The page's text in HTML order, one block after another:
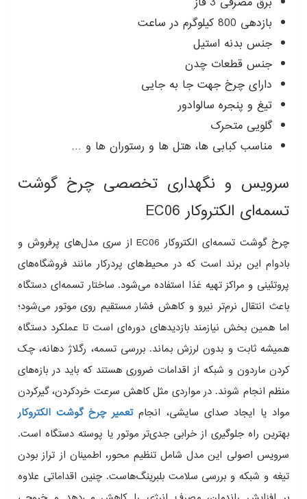
بازدهی 800 کیلوگرم در ساعت
جنس بدنه استیل
جنس قطعات چدن
دارای چرخ جهت جا به جایی
تیغ و پنجره سالوادور
گلویی متحرک
مناسب کبابی ها، هتل ها و رستوران ها و …
سرویس و نگهداری تخصصی چرخ گوشت
تسمه‌ای الکتروکار EC06
چرخ گوشت تسمه‌ای الکتروکار EC06 از سری مدل‌های پرفروش و
بادوام این برند است که در محیط‌های پردرکار مانند فروشگاه‌های
پروتئینی و مراکز تهیه غذا استفاده می‌شود. ساختار تسمه‌ای دستگاه
باعث انتقال نرم‌تر نیرو و کاهش فشار مستقیم روی موتور می‌شود؛
اما همین بخش نیازمند بازدیدهای دوره‌ای است تا عملکرد دستگاه
همیشه ثابت و بدون لرزش بماند. بررسی تسمه، رگلاژ دهانه، چک
کردن ماردون و شبکه از اقدامات ضروری هستند که باید در بازه‌های
منظم انجام شوند. در مواردی مثل کاهش سرعت خردکردن، گیرکردن
مواد یا ایجاد صدای سایشی، انجامتعمیر چرخ گوشت الکتروکار
بهترین راه جلوگیری از خرابی جدی‌تر موتور یا پوسته دستگاه است.
سرویس اصولی این مدل شامل تنظیم محور، اطمینان از تراز بودن
تیغه و شبکه و بررسی سلامت بلبرینگ‌هاست. چنین اقداماتی علاوه